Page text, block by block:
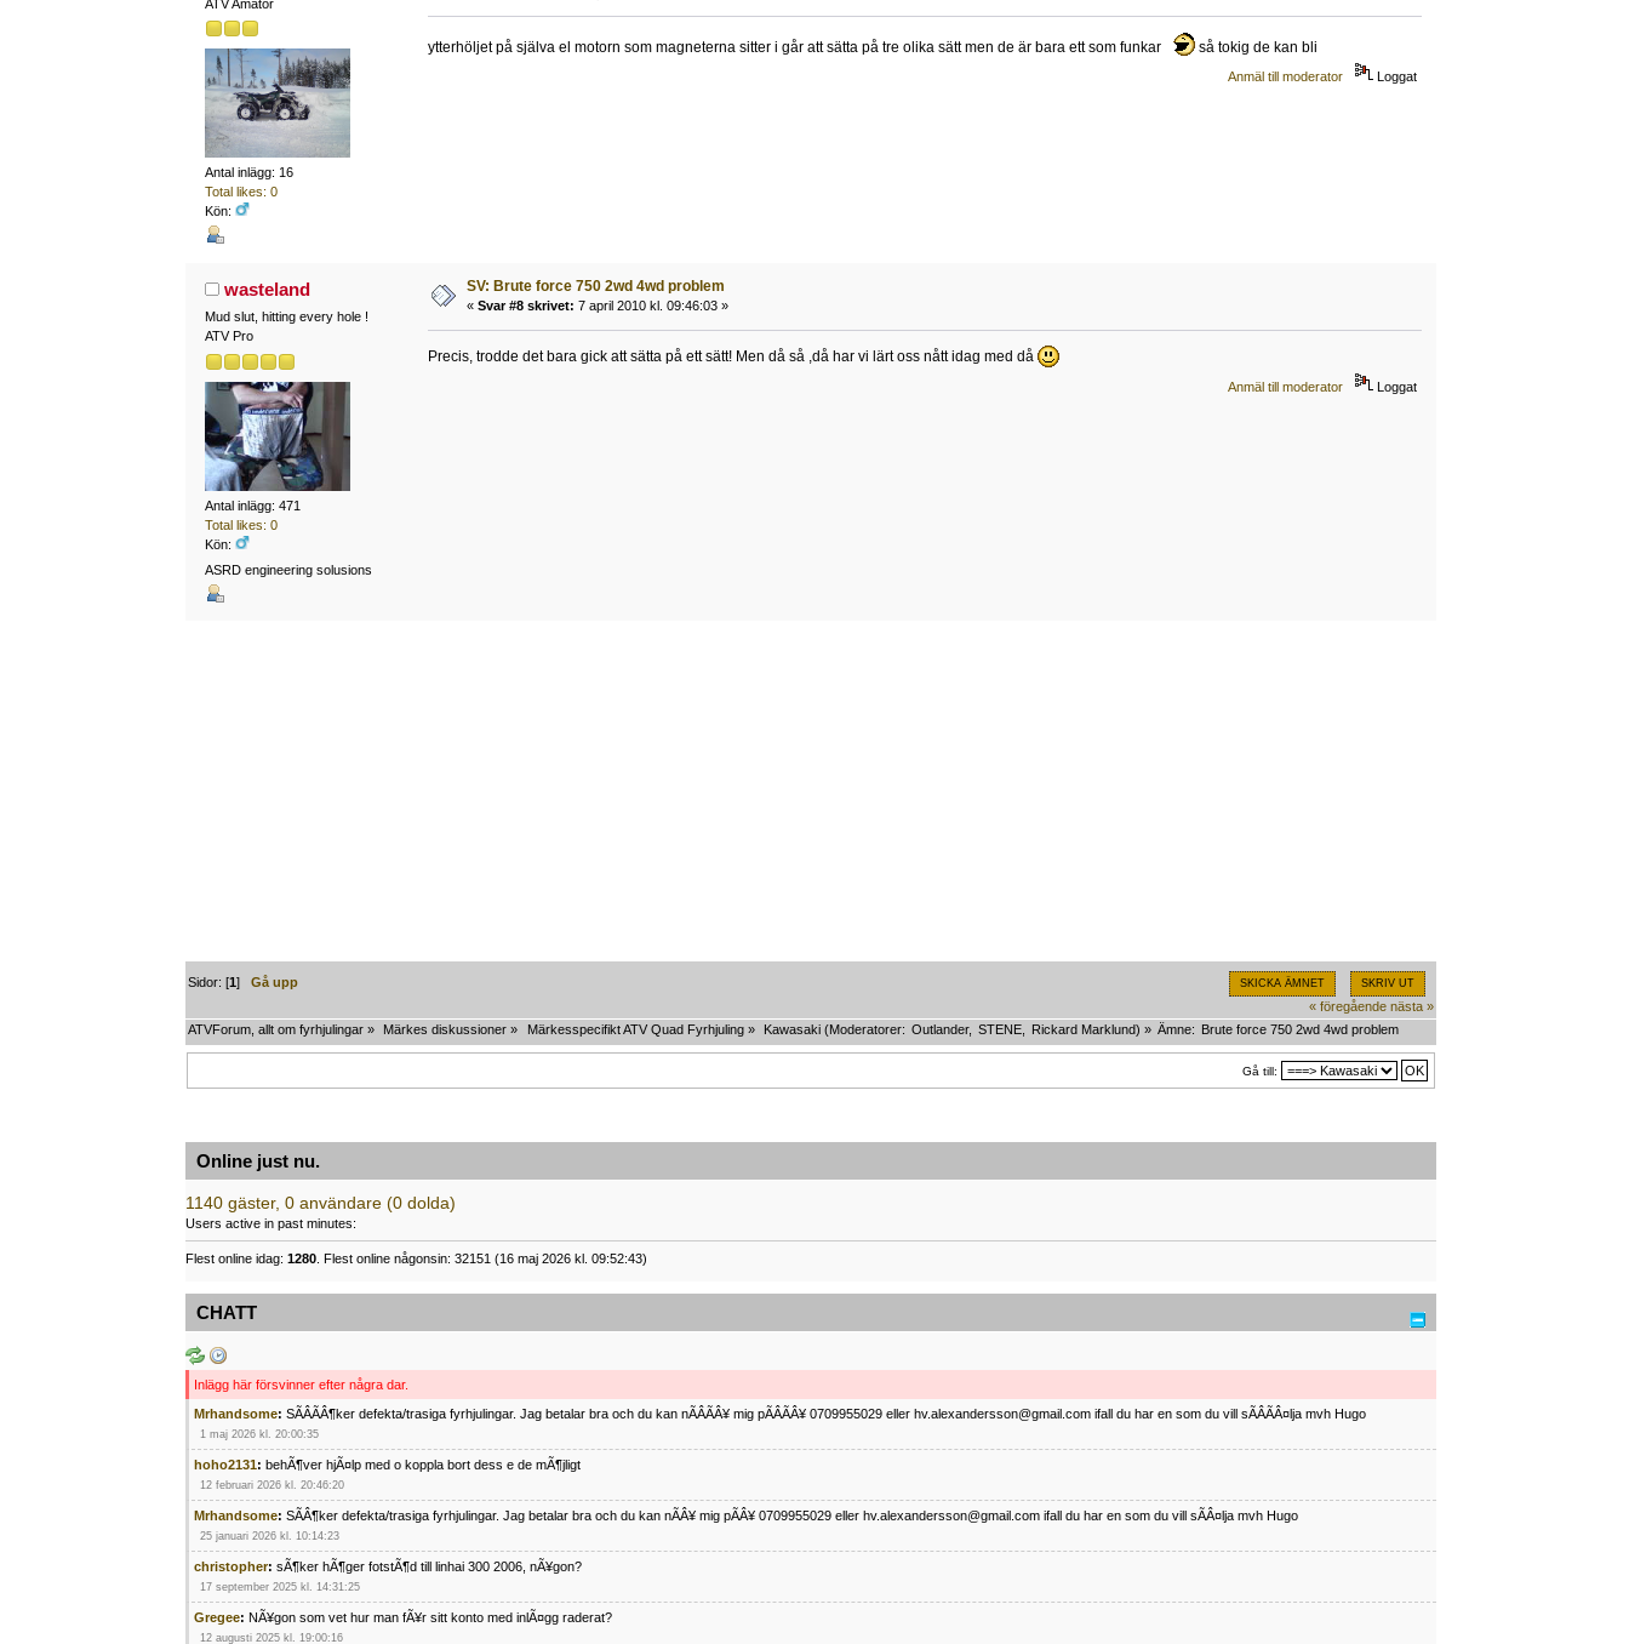
ATV Amatör
Antal inlägg: 16
Total likes: 0
Kön:
ytterhöljet på själva el motorn som magneterna sitter i går att sätta på tre olika sätt men de är bara ett som funkar så tokig de kan bli
Anmäl till moderator Loggat
wasteland
Mud slut, hitting every hole !
ATV Pro
Antal inlägg: 471
Total likes: 0
Kön:
ASRD engineering solusions
SV: Brute force 750 2wd 4wd problem
« Svar #8 skrivet: 7 april 2010 kl. 09:46:03 »
Precis, trodde det bara gick att sätta på ett sätt! Men då så ,då har vi lärt oss nått idag med då
Anmäl till moderator Loggat
SKICKA ÄMNET SKRIV UT
Sidor: [1]Gå upp
« föregående nästa »
ATVForum, allt om fyrhjulingar » Märkes diskussioner » Märkesspecifikt ATV Quad Fyrhjuling» Kawasaki(Moderatorer: Outlander, STENE, Rickard Marklund) » Ämne: Brute force 750 2wd 4wd problem
Gå till:
Online just nu.
1140 gäster, 0 användare (0 dolda)
Users active in past minutes:
Flest online idag: 1280 . Flest online någonsin: 32151 (16 maj 2026 kl. 09:52:43)
CHATT
Inlägg här försvinner efter några dar.
Mrhandsome: SÃÂÃÂ¶ker defekta/trasiga fyrhjulingar. Jag betalar bra och du kan nÃÂÃÂ¥ mig pÃÂÃÂ¥ 0709955029 eller hv.alexandersson@gmail.com ifall du har en som du vill sÃÂÃÂ¤lja mvh Hugo
1 maj 2026 kl. 20:00:35
hoho2131: behÃ¶ver hjÃ¤lp med o koppla bort dess e de mÃ¶jligt
12 februari 2026 kl. 20:46:20
Mrhandsome: SÃÂ¶ker defekta/trasiga fyrhjulingar. Jag betalar bra och du kan nÃÂ¥ mig pÃÂ¥ 0709955029 eller hv.alexandersson@gmail.com ifall du har en som du vill sÃÂ¤lja mvh Hugo
25 januari 2026 kl. 10:14:23
christopher: sÃ¶ker hÃ¶ger fotstÃ¶d till linhai 300 2006, nÃ¥gon?
17 september 2025 kl. 14:31:25
Gregee: NÃ¥gon som vet hur man fÃ¥r sitt konto med inlÃ¤gg raderat?
12 augusti 2025 kl. 19:00:16